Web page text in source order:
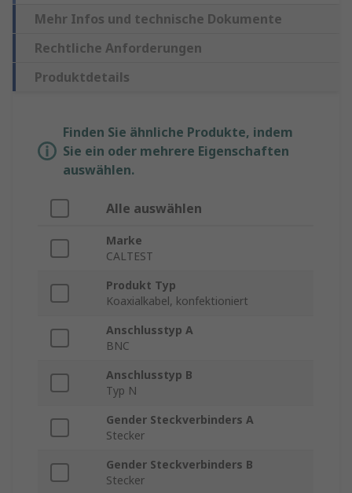
Mehr Infos und technische Dokumente
Rechtliche Anforderungen
Produktdetails
Finden Sie ähnliche Produkte, indem
Sie ein oder mehrere Eigenschaften
auswählen.
Alle auswählen
Marke
CALTEST
Produkt Typ
Koaxialkabel, konfektioniert
Anschlusstyp A
BNC
Anschlusstyp B
Typ N
Gender Steckverbinders A
Stecker
Gender Steckverbinders B
Stecker